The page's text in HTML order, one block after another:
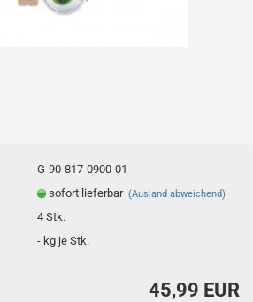
G-90-817-0900-01
sofort lieferbar(Ausland abweichend)
4Stk.
- kg je Stk.
45,99 EUR